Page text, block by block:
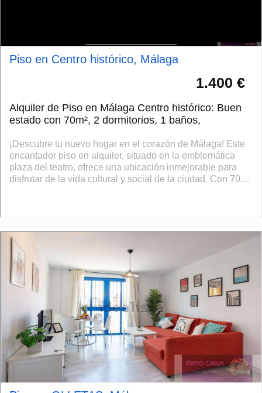
Piso en Centro histórico, Málaga
1.400 €
Alquiler de Piso en Málaga Centro histórico: Buen
estado con 70m², 2 dormitorios, 1 baños,
¡Descubre tu nuevo hogar en el corazón de Málaga! Este
encantador piso en alquiler, situado en la emblemática
plaza del teatro, ofrece una ubicación inmejorable para
disfrutar de la vida cultural y social de la ciudad. Con 70